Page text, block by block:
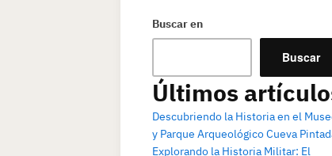
Buscar en
Buscar
Últimos
Descubriendo la Historia en el
y Parque Arqueológico Cueva
Explorando la Historia Militar: El